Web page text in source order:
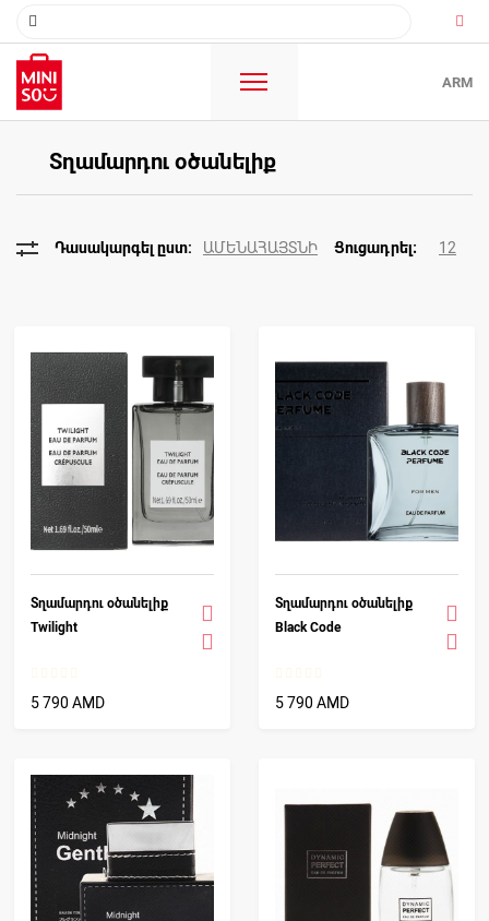
ARM
Տղամարդու օծանելիք
ԱՄԵՆԱՀԱՅՏՆԻ 12
Տղամարդու օծանելիք
Twilight
5 790 AMD
Տղամարդու օծանելիք
Black Code
5 790 AMD